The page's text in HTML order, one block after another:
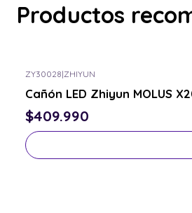
Productos
ZY30028|ZHIYUN
Cañón LED Zhiyun MOLUS
$409.990